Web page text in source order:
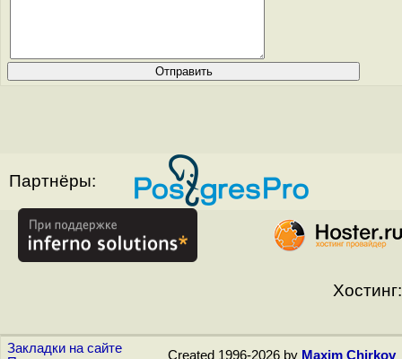
Партнёры:
Хостинг:
Закладки на сайте
Created 1996-2026 by Maxim Chirkov